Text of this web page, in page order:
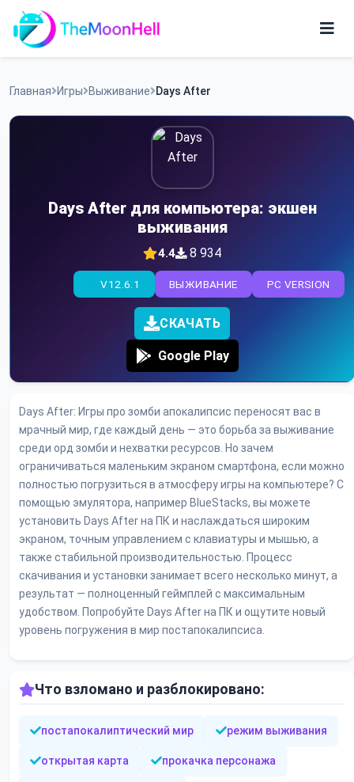
Skip
content
Приложения
Главная Игры Выживание Days After
Days After для компьютера: экшен
выживания
4.4 8 934
PC VERSION
ВЫЖИВАНИЕ
V12.6.1
СКАЧАТЬ
Google Play
Days After: Игры про зомби апокалипсис переносят вас в
мрачный мир, где каждый день — это борьба за выживание
среди орд зомби и нехватки ресурсов. Но зачем
ограничиваться маленьким экраном смартфона, если можно
полностью погрузиться в атмосферу игры на компьютере? С
помощью эмулятора, например BlueStacks, вы можете
установить Days After на ПК и наслаждаться широким
экраном, точным управлением с клавиатуры и мышью, а
также стабильной производительностью. Процесс
скачивания и установки занимает всего несколько минут, а
результат — полноценный геймплей с максимальным
удобством. Попробуйте Days After на ПК и ощутите новый
уровень погружения в мир постапокалипсиса.
Что взломано и разблокировано:
постапокалиптический мир режим выживания
открытая карта прокачка персонажа